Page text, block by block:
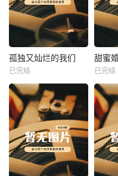
热播
未知
孤独又灿烂的我们
已完结
热播
未
已完结